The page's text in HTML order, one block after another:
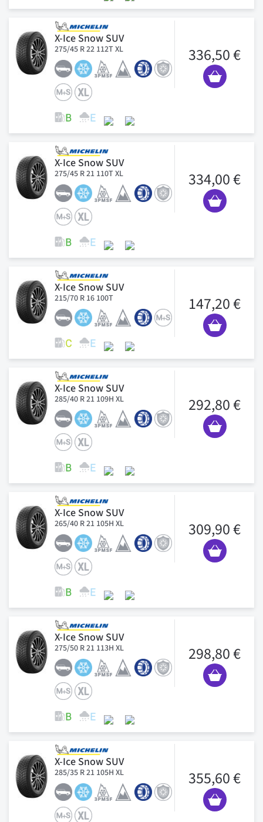
X-Ice Snow SUV
275/45 R 22 112T XL 336,50 €
X-Ice Snow SUV
275/45 R 21 110T XL 334,00 €
X-Ice Snow SUV
215/70 R 16 100T 147,20 €
X-Ice Snow SUV
285/40 R 21 109H XL 292,80 €
X-Ice Snow SUV
265/40 R 21 105H XL 309,90 €
X-Ice Snow SUV
275/50 R 21 113H XL 298,80 €
X-Ice Snow SUV
285/35 R 21 105H XL 355,60 €